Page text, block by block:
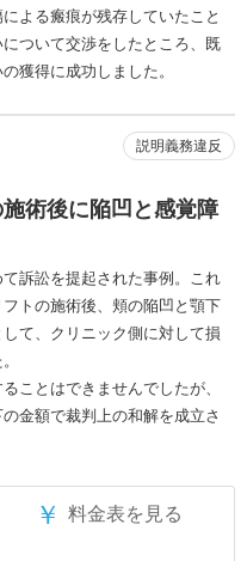
よる瘢痕が残存していたこと
ついて交渉をしたところ、既
獲得に成功しました。
説明義務違反
術後に陥凹と感覚障
訴訟を提起された事例。これ
トの施術後、頬の陥凹と顎下
て、クリニック側に対して損
ことはできませんでしたが、
金額で裁判上の和解を成立さ
￥ 料金表を見る